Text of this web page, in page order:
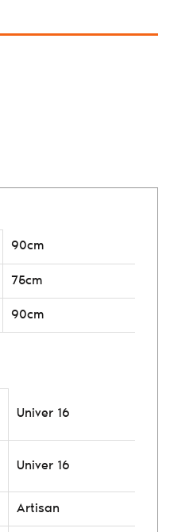
90cm
75cm
90cm
Univer 16
Univer 16
Artisan